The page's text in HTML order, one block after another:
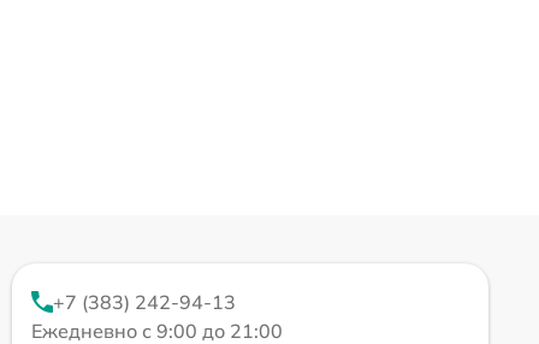
+7 (383) 242-94-13
Ежедневно с 9:00 до 21:00